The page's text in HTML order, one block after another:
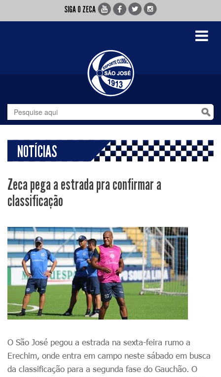
SIGA O ZECA
Toggle
NOTÍCIAS
Zeca pega a estrada pra confirmar a
classificação
O São José pegou a estrada na sexta-feira rumo a
Erechim, onde entra em campo neste sábado em busca
da classificação para a segunda fase do Gauchão. O